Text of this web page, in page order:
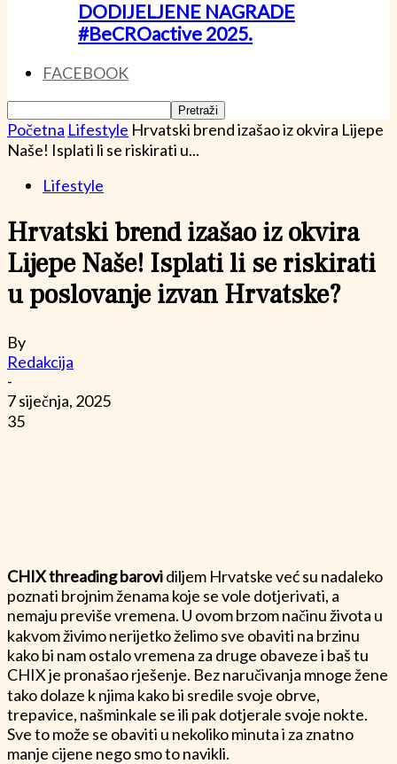
DODIJELJENE NAGRADE
#BeCROactive 2025.
FACEBOOK
Početna Lifestyle Hrvatski brend izašao iz okvira Lijepe
Naše! Isplati li se riskirati u...
Lifestyle
Hrvatski brend izašao iz okvira
Lijepe Naše! Isplati li se riskirati
u poslovanje izvan Hrvatske?
By
Redakcija
-
7 siječnja, 2025
35
CHIX threading barovidiljem Hrvatske već su nadaleko
poznati brojnim ženama koje se vole dotjerivati, a
nemaju previše vremena. U ovom brzom načinu života u
kakvom živimo nerijetko želimo sve obaviti na brzinu
kako bi nam ostalo vremena za druge obaveze i baš tu
CHIX je pronašao rješenje. Bez naručivanja mnoge žene
tako dolaze k njima kako bi sredile svoje obrve,
trepavice, našminkale se ili pak dotjerale svoje nokte.
Sve to može se obaviti u nekoliko minuta i za znatno
manje cijene nego smo to navikli.